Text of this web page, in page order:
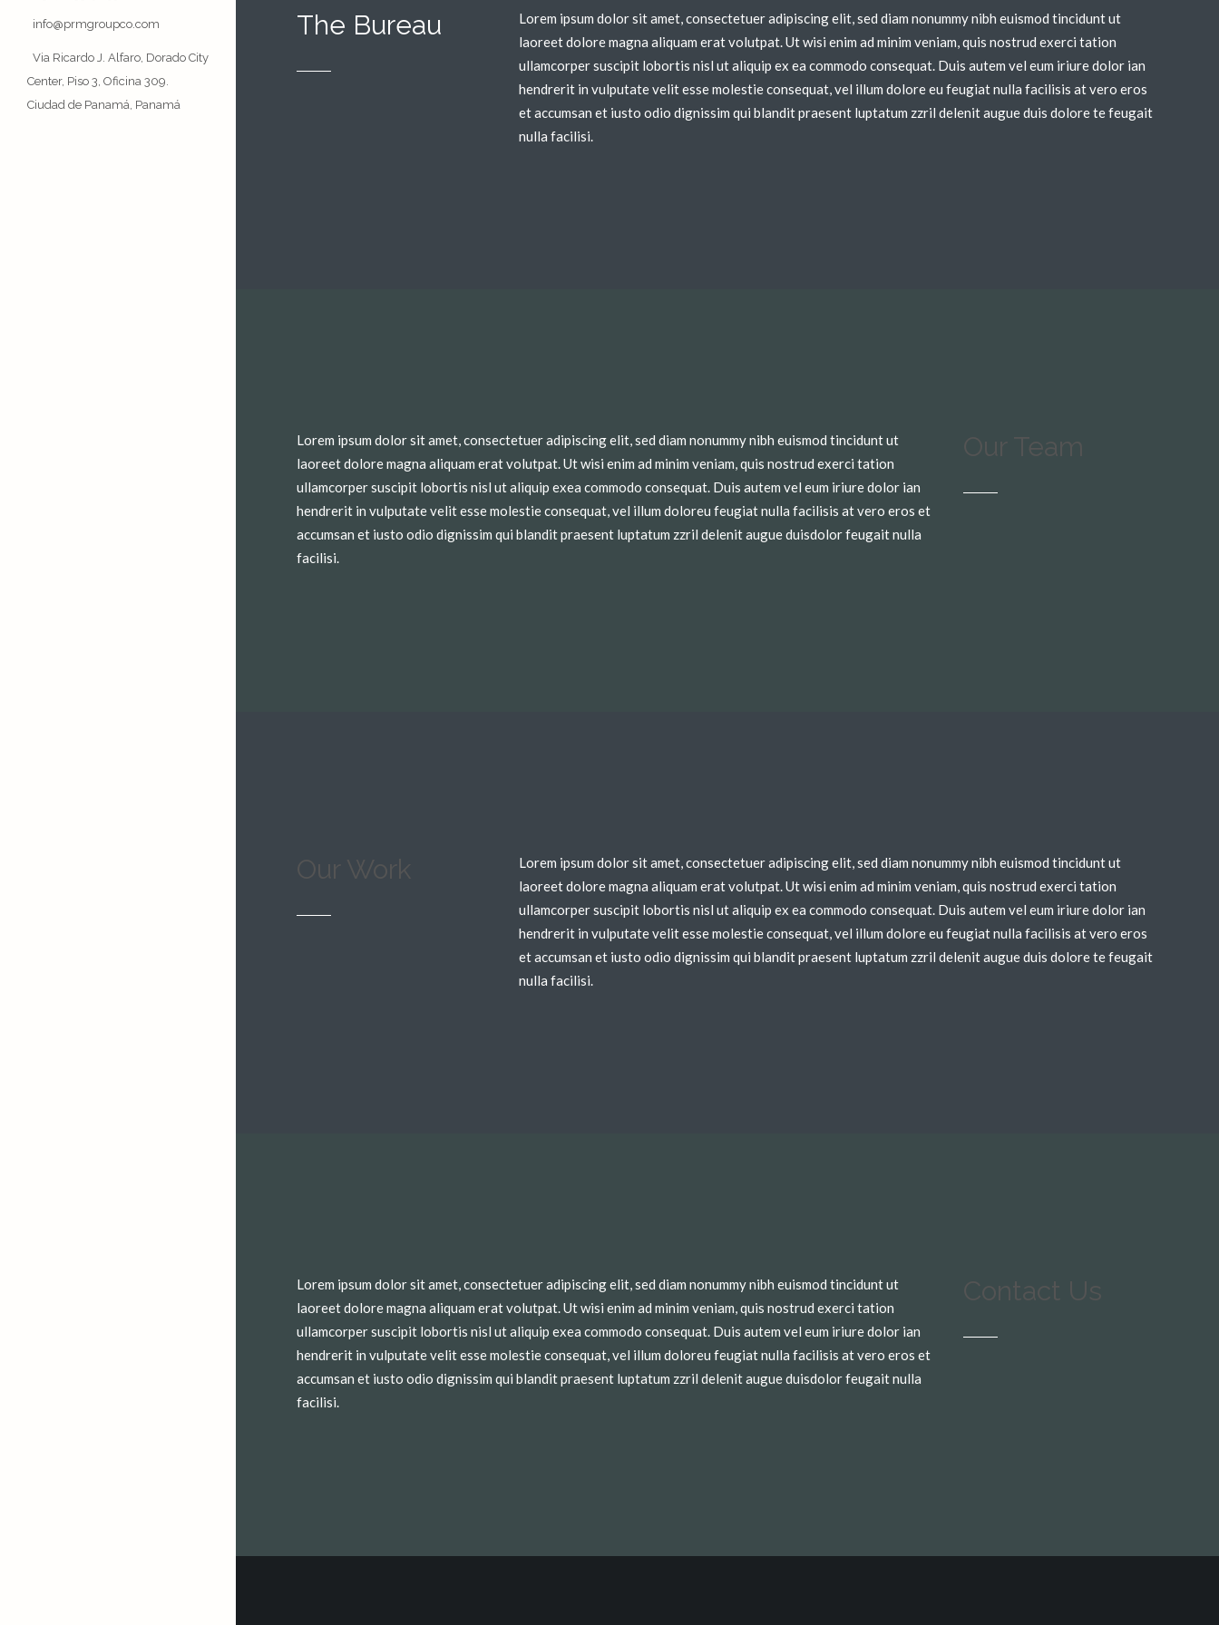
info@prmgroupco.com
Via Ricardo J. Alfaro, Dorado City
Center, Piso 3, Oficina 309.
Ciudad de Panamá, Panamá
The Bureau
Lorem ipsum dolor sit amet, consectetuer adipiscing elit, sed diam nonummy nibh euismod tincidunt ut
laoreet dolore magna aliquam erat volutpat. Ut wisi enim ad minim veniam, quis nostrud exerci tation
ullamcorper suscipit lobortis nisl ut aliquip ex ea commodo consequat. Duis autem vel eum iriure dolor ian
hendrerit in vulputate velit esse molestie consequat, vel illum dolore eu feugiat nulla facilisis at vero eros
et accumsan et iusto odio dignissim qui blandit praesent luptatum zzril delenit augue duis dolore te feugait
nulla facilisi.
Lorem ipsum dolor sit amet, consectetuer adipiscing elit, sed diam nonummy nibh euismod tincidunt ut
laoreet dolore magna aliquam erat volutpat. Ut wisi enim ad minim veniam, quis nostrud exerci tation
ullamcorper suscipit lobortis nisl ut aliquip exea commodo consequat. Duis autem vel eum iriure dolor ian
hendrerit in vulputate velit esse molestie consequat, vel illum doloreu feugiat nulla facilisis at vero eros et
accumsan et iusto odio dignissim qui blandit praesent luptatum zzril delenit augue duisdolor feugait nulla
facilisi.
Our Team
Our Work
Lorem ipsum dolor sit amet, consectetuer adipiscing elit, sed diam nonummy nibh euismod tincidunt ut
laoreet dolore magna aliquam erat volutpat. Ut wisi enim ad minim veniam, quis nostrud exerci tation
ullamcorper suscipit lobortis nisl ut aliquip ex ea commodo consequat. Duis autem vel eum iriure dolor ian
hendrerit in vulputate velit esse molestie consequat, vel illum dolore eu feugiat nulla facilisis at vero eros
et accumsan et iusto odio dignissim qui blandit praesent luptatum zzril delenit augue duis dolore te feugait
nulla facilisi.
Lorem ipsum dolor sit amet, consectetuer adipiscing elit, sed diam nonummy nibh euismod tincidunt ut
laoreet dolore magna aliquam erat volutpat. Ut wisi enim ad minim veniam, quis nostrud exerci tation
ullamcorper suscipit lobortis nisl ut aliquip exea commodo consequat. Duis autem vel eum iriure dolor ian
hendrerit in vulputate velit esse molestie consequat, vel illum doloreu feugiat nulla facilisis at vero eros et
accumsan et iusto odio dignissim qui blandit praesent luptatum zzril delenit augue duisdolor feugait nulla
facilisi.
Contact Us